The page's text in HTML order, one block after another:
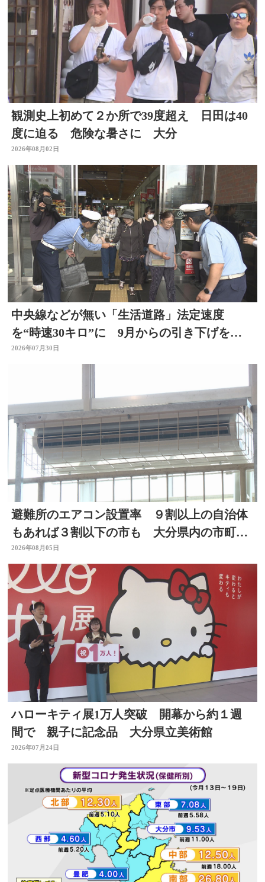
観測史上初めて２か所で39度超え 日田は40
度に迫る 危険な暑さに 大分
2026年08月02日
中央線などが無い「生活道路」法定速度
を“時速30キロ”に 9月からの引き下げを前
に警察官が街頭啓発
2026年07月30日
避難所のエアコン設置率 ９割以上の自治体
もあれば３割以下の市も 大分県内の市町村
を調査
2026年08月05日
ハローキティ展1万人突破 開幕から約１週
間で 親子に記念品 大分県立美術館
2026年07月24日